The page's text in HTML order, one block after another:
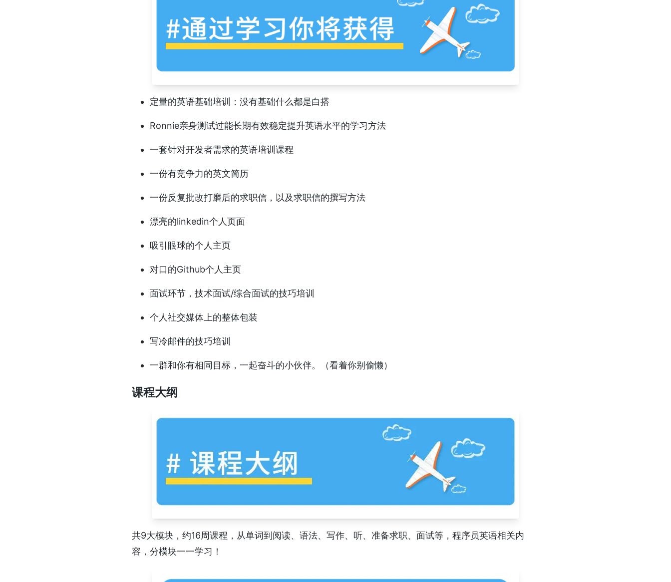
定量的英语基础培训：没有基础什么都是白搭
Ronnie亲身测试过能长期有效稳定提升英语水平的学习方法
一套针对开发者需求的英语培训课程
一份有竞争力的英文简历
一份反复批改打磨后的求职信，以及求职信的撰写方法
漂亮的linkedin个人页面
吸引眼球的个人主页
对口的Github个人主页
面试环节，技术面试/综合面试的技巧培训
个人社交媒体上的整体包装
写冷邮件的技巧培训
一群和你有相同目标，一起奋斗的小伙伴。（看着你别偷懒）
课程大纲
共9大模块，约16周课程，从单词到阅读、语法、写作、听、准备求职、面试等，程序员英语相关内
容，分模块一一学习！